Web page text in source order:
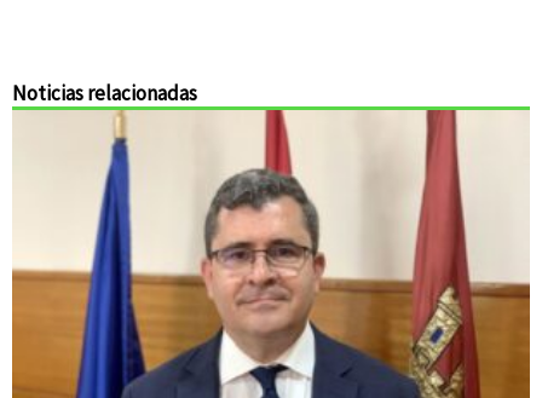
Noticias relacionadas